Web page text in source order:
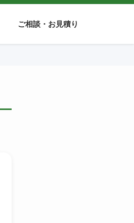
ご相談・お見積り